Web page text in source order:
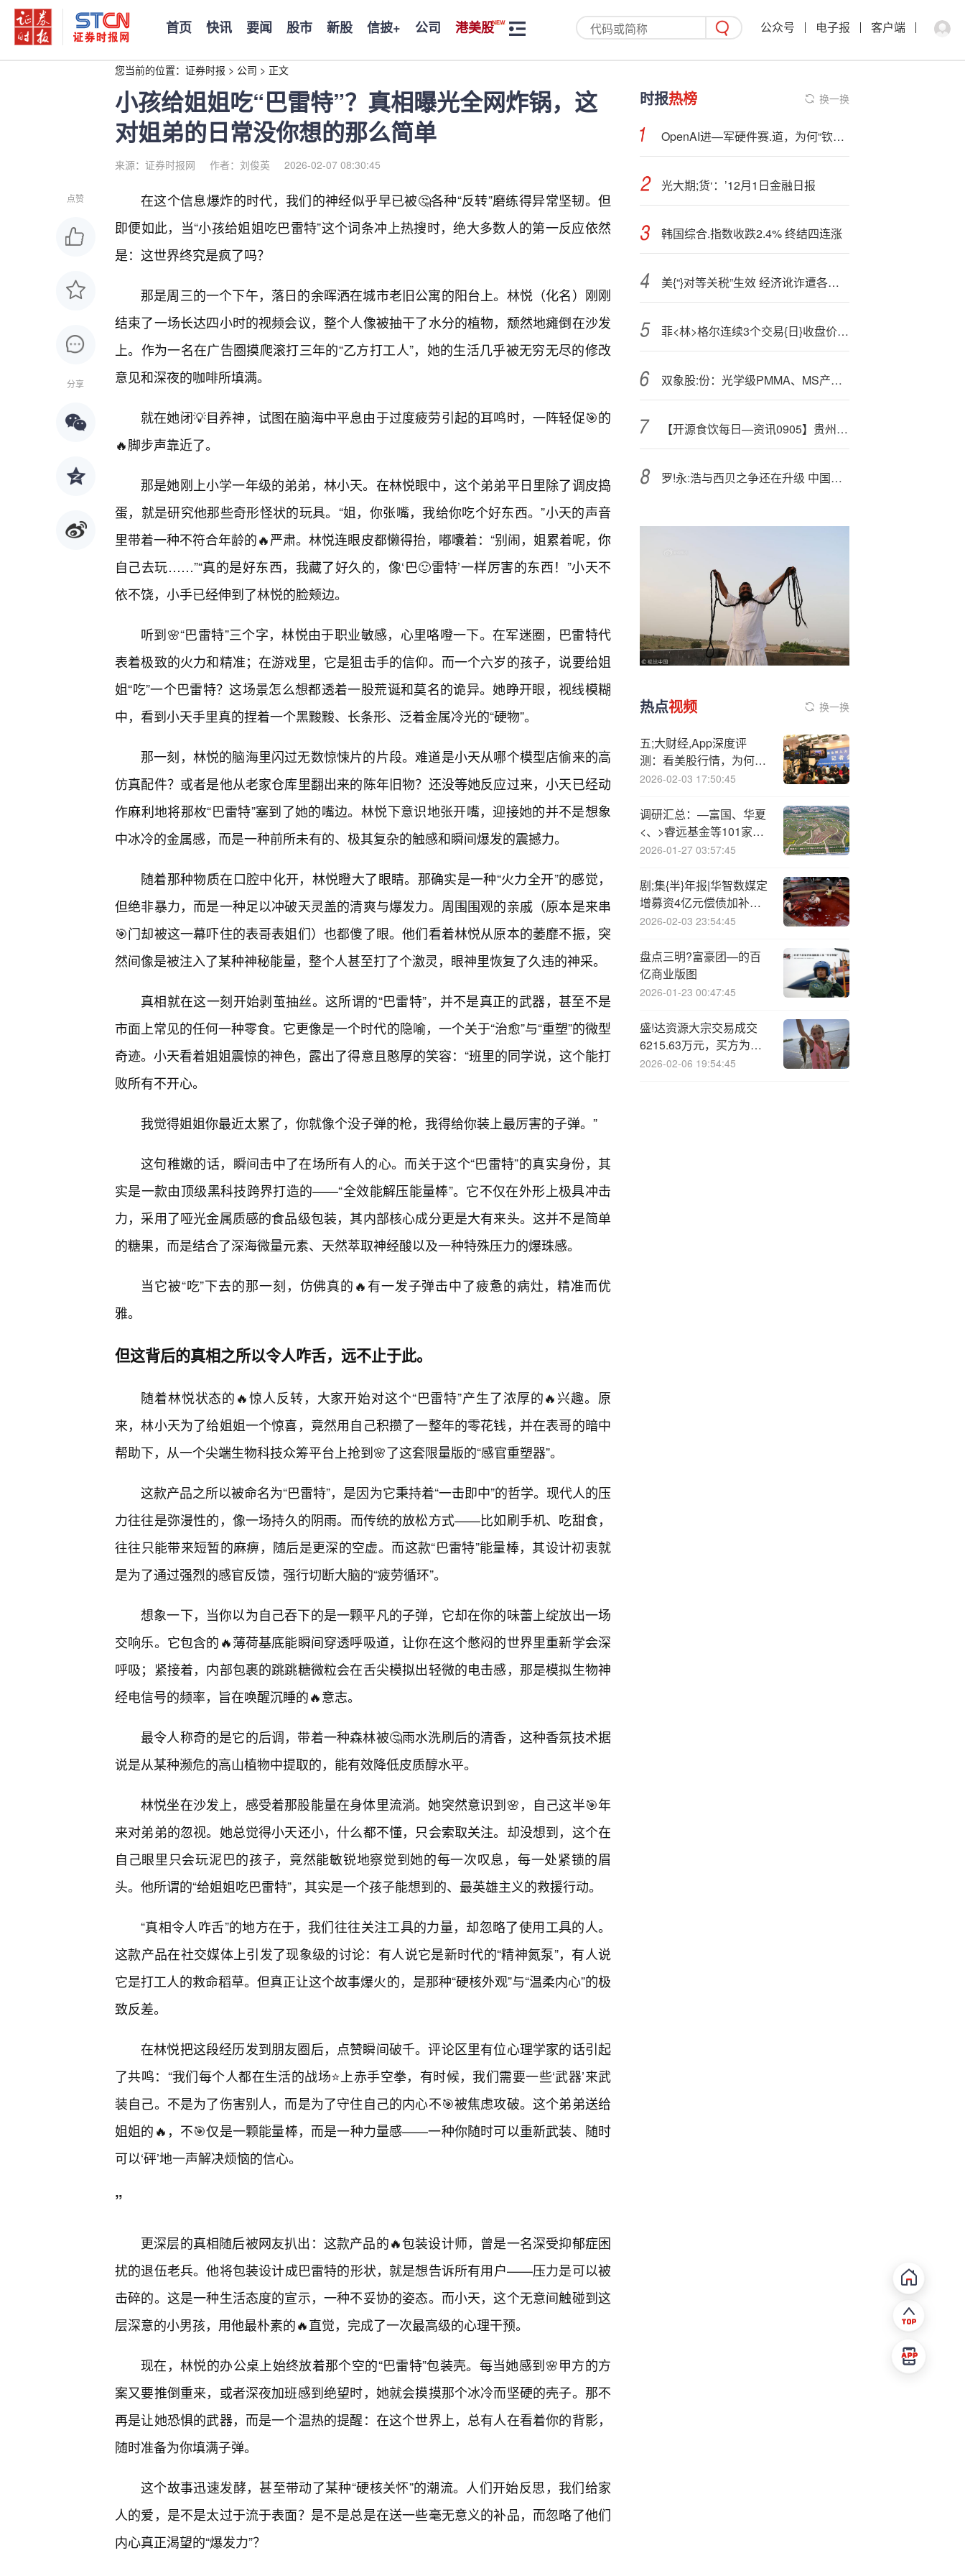
首页 快讯 要闻 股市 新股 信披+ 公司 港美股 公众号 电子报 客户端
您当前的位置： 证券时报 > 公司 > 正文
小孩给姐姐吃“巴雷特”？真相曝光全网炸锅，这
对姐弟的日常没你想的那么简单
来源：证券时报网 作者：刘俊英 2026-02-07 08:30:45
点赞
分享
在这个信息爆炸的时代，我们的神经似乎早已被🤔各种“反转”磨练得异常坚韧。但
即便如此，当“小孩给姐姐吃巴雷特”这个词条冲上热搜时，绝大多数人的第一反应依然
是：这世界终究是疯了吗？
那是周三的一个下午，落日的余晖洒在城市老旧公寓的阳台上。林悦（化名）刚刚
结束了一场长达四小时的视频会议，整个人像被抽干了水分的植物，颓然地瘫倒在沙发
上。作为一名在广告圈摸爬滚打三年的“乙方打工人”，她的生活几乎被无穷无尽的修改
意见和深夜的咖啡所填满。
就在她闭💡目养神，试图在脑海中平息由于过度疲劳引起的耳鸣时，一阵轻促🎯的
🔥脚步声靠近了。
那是她刚上小学一年级的弟弟，林小天。在林悦眼中，这个弟弟平日里除了调皮捣
蛋，就是研究他那些奇形怪状的玩具。“姐，你张嘴，我给你吃个好东西。”小天的声音
里带着一种不符合年龄的🔥严肃。林悦连眼皮都懒得抬，嘟囔着：“别闹，姐累着呢，你
自己去玩……”“真的是好东西，我藏了好久的，像‘巴🙂雷特’一样厉害的东西！”小天不
依不饶，小手已经伸到了林悦的脸颊边。
听到🌸“巴雷特”三个字，林悦由于职业敏感，心里咯噔一下。在军迷圈，巴雷特代
表着极致的火力和精准；在游戏里，它是狙击手的信仰。而一个六岁的孩子，说要给姐
姐“吃”一个巴雷特？这场景怎么想都透着一股荒诞和莫名的诡异。她睁开眼，视线模糊
中，看到小天手里真的捏着一个黑黢黢、长条形、泛着金属冷光的“硬物”。
那一刻，林悦的脑海里闪过无数惊悚片的片段。难道是小天从哪个模型店偷来的高
仿真配件？或者是他从老家仓库里翻出来的陈年旧物？还没等她反应过来，小天已经动
作麻利地将那枚“巴雷特”塞到了她的嘴边。林悦下意识地张开嘴，迎接她的并不是想象
中冰冷的金属感，而是一种前所未有的、极其复杂的触感和瞬间爆发的震撼力。
随着那种物质在口腔中化开，林悦瞪大了眼睛。那确实是一种“火力全开”的感觉，
但绝非暴力，而是一种足以冲破天灵盖的清爽与爆发力。周围围观的亲戚（原本是来串
🎯门却被这一幕吓住的表哥表姐们）也都傻了眼。他们看着林悦从原本的萎靡不振，突
然间像是被注入了某种神秘能量，整个人甚至打了个激灵，眼神里恢复了久违的神采。
真相就在这一刻开始剥茧抽丝。这所谓的“巴雷特”，并不是真正的武器，甚至不是
市面上常见的任何一种零食。它更像是一个时代的隐喻，一个关于“治愈”与“重塑”的微型
奇迹。小天看着姐姐震惊的神色，露出了得意且憨厚的笑容：“班里的同学说，这个能打
败所有不开心。
我觉得姐姐你最近太累了，你就像个没子弹的枪，我得给你装上最厉害的子弹。”
这句稚嫩的话，瞬间击中了在场所有人的心。而关于这个“巴雷特”的真实身份，其
实是一款由顶级黑科技跨界打造的——“全效能解压能量棒”。它不仅在外形上极具冲击
力，采用了哑光金属质感的食品级包装，其内部核心成分更是大有来头。这并不是简单
的糖果，而是结合了深海微量元素、天然萃取神经酸以及一种特殊压力的爆珠感。
当它被“吃”下去的那一刻，仿佛真的🔥有一发子弹击中了疲惫的病灶，精准而优
雅。
但这背后的真相之所以令人咋舌，远不止于此。
随着林悦状态的🔥惊人反转，大家开始对这个“巴雷特”产生了浓厚的🔥兴趣。原
来，林小天为了给姐姐一个惊喜，竟然用自己积攒了一整年的零花钱，并在表哥的暗中
帮助下，从一个尖端生物科技众筹平台上抢到🌸了这套限量版的“感官重塑器”。
这款产品之所以被命名为“巴雷特”，是因为它秉持着“一击即中”的哲学。现代人的压
力往往是弥漫性的，像一场持久的阴雨。而传统的放松方式——比如刷手机、吃甜食，
往往只能带来短暂的麻痹，随后是更深的空虚。而这款“巴雷特”能量棒，其设计初衷就
是为了通过强烈的感官反馈，强行切断大脑的“疲劳循环”。
想象一下，当你以为自己吞下的是一颗平凡的子弹，它却在你的味蕾上绽放出一场
交响乐。它包含的🔥薄荷基底能瞬间穿透呼吸道，让你在这个憋闷的世界里重新学会深
呼吸；紧接着，内部包裹的跳跳糖微粒会在舌尖模拟出轻微的电击感，那是模拟生物神
经电信号的频率，旨在唤醒沉睡的🔥意志。
最令人称奇的是它的后调，带着一种森林被🤔雨水洗刷后的清香，这种香氛技术据
说是从某种濒危的高山植物中提取的，能有效降低皮质醇水平。
林悦坐在沙发上，感受着那股能量在身体里流淌。她突然意识到🌸，自己这半🎯年
来对弟弟的忽视。她总觉得小天还小，什么都不懂，只会索取关注。却没想到，这个在
自己眼里只会玩泥巴的孩子，竟然能敏锐地察觉到她的每一次叹息，每一处紧锁的眉
头。他所谓的“给姐姐吃巴雷特”，其实是一个孩子能想到的、最英雄主义的救援行动。
“真相令人咋舌”的地方在于，我们往往关注工具的力量，却忽略了使用工具的人。
这款产品在社交媒体上引发了现象级的讨论：有人说它是新时代的“精神氮泵”，有人说
它是打工人的救命稻草。但真正让这个故事爆火的，是那种“硬核外观”与“温柔内心”的极
致反差。
在林悦把这段经历发到朋友圈后，点赞瞬间破千。评论区里有位心理学家的话引起
了共鸣：“我们每个人都在生活的战场⭐上赤手空拳，有时候，我们需要一些‘武器’来武
装自己。不是为了伤害别人，而是为了守住自己的内心不🎯被焦虑攻破。这个弟弟送给
姐姐的🔥，不🎯仅是一颗能量棒，而是一种力量感——一种你随时可以重新武装、随时
可以‘砰’地一声解决烦恼的信心。
”
更深层的真相随后被网友扒出：这款产品的🔥包装设计师，曾是一名深受抑郁症困
扰的退伍老兵。他将包装设计成巴雷特的形状，就是想告诉所有用户——压力是可以被
击碎的。这是一种生活态度的宣示，一种不妥协的姿态。而小天，这个无意间触碰到这
层深意的小男孩，用他最朴素的🔥直觉，完成了一次最高级的心理干预。
现在，林悦的办公桌上始终放着那个空的“巴雷特”包装壳。每当她感到🌸甲方的方
案又要推倒重来，或者深夜加班感到绝望时，她就会摸摸那个冰冷而坚硬的壳子。那不
再是让她恐惧的武器，而是一个温热的提醒：在这个世界上，总有人在看着你的背影，
随时准备为你填满子弹。
这个故事迅速发酵，甚至带动了某种“硬核关怀”的潮流。人们开始反思，我们给家
人的爱，是不是太过于流于表面？是不是总是在送一些毫无意义的补品，而忽略了他们
内心真正渴望的“爆发力”？
时报热榜 换一换
OpenAI进—军硬件赛.道，为何“钦点”立讯精密？
光大期;货‘：’12月1日金融日报
韩国综合.指数收跌2.4% 终结四连涨
美{“}对等关税”生效 经济讹诈遭各国反对
菲<林>格尔连续3个交易{日}收盘价格涨幅偏离值累计达20%
双象股:份：光学级PMMA、MS产品下游行业主要为家电、电子设备、汽车等消费品行业
【开源食饮每日—资讯0905】贵州茅台酒亮相酒类博览会
罗!永:浩与西贝之争还在升级 中国蓝新闻实地探店采访厨师长探访西贝
热点视频 换一换
五;大财经,App深度评
测：看美股行情，为何投
资者首选新浪财经App？
2026-02-03 17:50:45
调研汇总：—富国、华夏
<、>睿远基金等101家明
星机构调研长安汽车！
2026-01-27 03:57:45
剧;集{半}年报|华智数媒定
增募资4亿元偿债加补流
仍无法补全资金缺口 资产
2026-02-03 23:54:45
盘点三明?富豪团—的百
亿商业版图
2026-01-23 00:47:45
盛!达资源大宗交易成交
6215.63万元，买方为机
构专用席位
2026-02-06 19:54:45